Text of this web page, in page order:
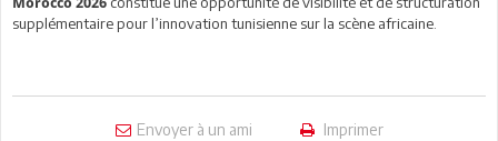
supplémentaire pour l’innovation tunisienne sur la scène africaine.
Envoyer à un ami Imprimer